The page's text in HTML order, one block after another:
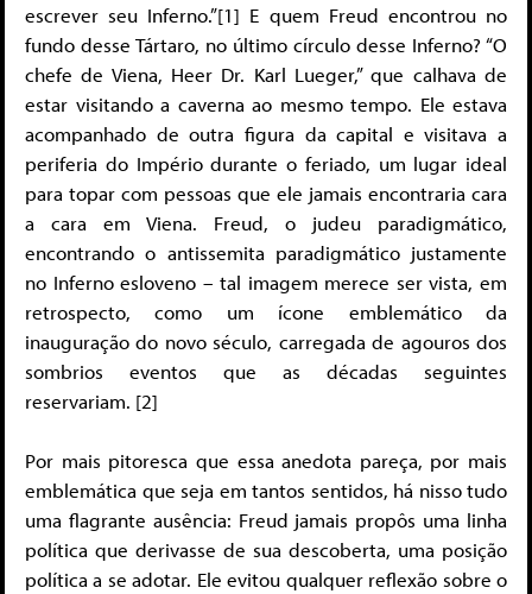
escrever seu Inferno.”[1] E quem Freud encontrou no
fundo desse Tártaro, no último círculo desse Inferno? “O
chefe de Viena, Heer Dr. Karl Lueger,” que calhava de
estar visitando a caverna ao mesmo tempo. Ele estava
acompanhado de outra figura da capital e visitava a
periferia do Império durante o feriado, um lugar ideal
para topar com pessoas que ele jamais encontraria cara
a cara em Viena. Freud, o judeu paradigmático,
encontrando o antissemita paradigmático justamente
no Inferno esloveno – tal imagem merece ser vista, em
retrospecto, como um ícone emblemático da
inauguração do novo século, carregada de agouros dos
sombrios eventos que as décadas seguintes
reservariam. [2]
Por mais pitoresca que essa anedota pareça, por mais
emblemática que seja em tantos sentidos, há nisso tudo
uma flagrante ausência: Freud jamais propôs uma linha
política que derivasse de sua descoberta, uma posição
política a se adotar. Ele evitou qualquer reflexão sobre o